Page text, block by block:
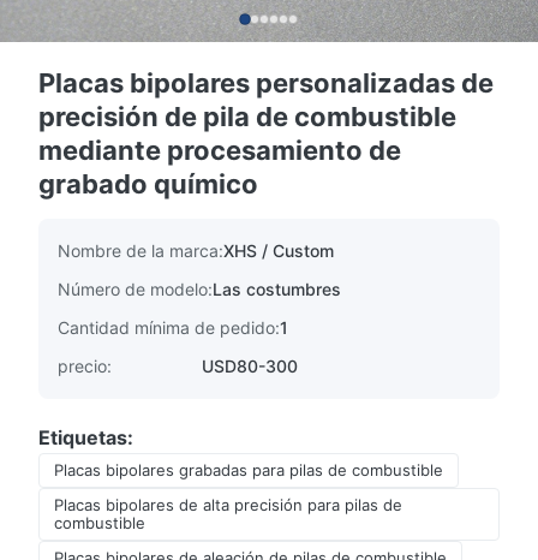
Placas bipolares personalizadas de
precisión de pila de combustible
mediante procesamiento de
grabado químico
Nombre de la marca:XHS / Custom
Número de modelo:Las costumbres
Cantidad mínima de pedido:1
precio:
USD80-300
Etiquetas:
Placas bipolares grabadas para pilas de combustible
Placas bipolares de alta precisión para pilas de
combustible